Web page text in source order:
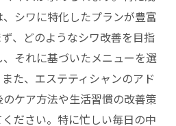
るシワ改善の効果
ナルによる浅草橋エステの
提供するシワ改善の実力
浅草橋エステの成果
じるシワ改善の実感
シワに特化したプランが豊富
、どのようなシワ改善を目指
それに基づいたメニューを選
た、エステティシャンのアド
ケア方法や生活習慣の改善策
ださい。特に忙しい毎日の中